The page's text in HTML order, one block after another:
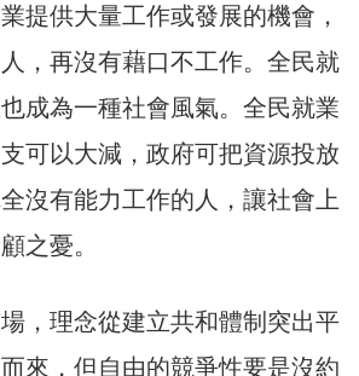
提供大量工作或發展的機會，
，再沒有藉口不工作。全民就
成為一種社會風氣。全民就業
可以大減，政府可把資源投放
沒有能力工作的人，讓社會上
之憂。
，理念從建立共和體制突出平
來，但自由的競爭性要是沒約